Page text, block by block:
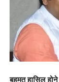
बहुमत हासिल